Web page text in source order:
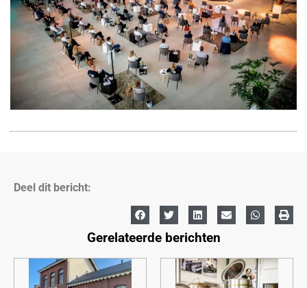
Deel dit bericht:
Gerelateerde berichten